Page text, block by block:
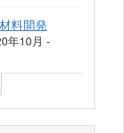
料開発
年10月 -